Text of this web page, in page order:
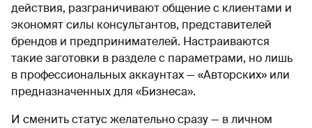
действия, разграничивают общение с клиентами и
экономят силы консультантов, представителей
брендов и предпринимателей. Настраиваются
такие заготовки в разделе с параметрами, но лишь
в профессиональных аккаунтах — «Авторских» или
предназначенных для «Бизнеса».
И сменить статус желательно сразу — в личном